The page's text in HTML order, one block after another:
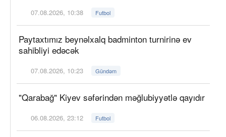
07.08.2026, 10:38 Futbol
Paytaxtımız beynəlxalq badminton turnirinə ev
sahibliyi edəcək
07.08.2026, 10:23 Gündəm
"Qarabağ" Kiyev səfərindən məğlubiyyətlə qayıdır
06.08.2026, 23:12 Futbol